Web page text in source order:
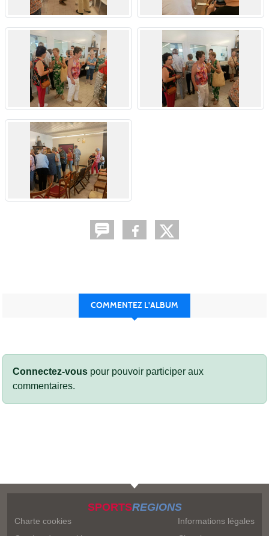
COMMENTEZ L'ALBUM
Connectez-vous pour pouvoir participer aux
commentaires.
SPORTSREGIONS
Charte cookies
Informations légales